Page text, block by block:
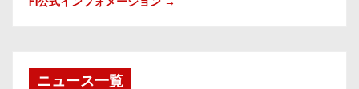
ニュース一覧